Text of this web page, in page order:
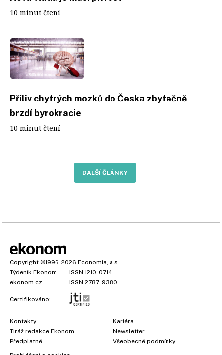
10 minut čtení
Příliv chytrých mozků do Česka zbytečně
brzdí byrokracie
10 minut čtení
DALŠÍ ČLÁNKY
Copyright ©1996-2026 Economia, a.s.
Týdeník Ekonom
ISSN 1210-0714
ekonom.cz
ISSN 2787-9380
Certifikováno:
Kontakty
Tiráž redakce Ekonom
Předplatné
Kariéra
Newsletter
Všeobecné podmínky